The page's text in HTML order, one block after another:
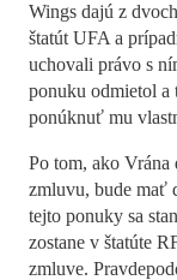
Wings dajú z
štatút UFA a
uchovali právo s
ponuku odmietol
ponúknuť mu
Po tom, ako
zmluvu, bude mať
tejto ponuky sa
zostane v štatúte
zmluve.